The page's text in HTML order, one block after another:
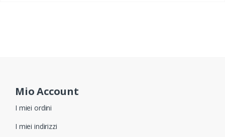
Mio Account
I miei ordini
I miei indirizzi